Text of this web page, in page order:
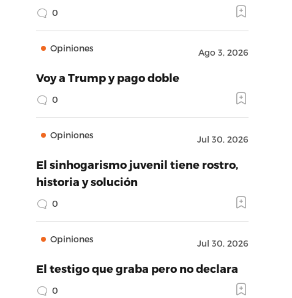
0
Opiniones Ago 3, 2026
Voy a Trump y pago doble
0
Opiniones Jul 30, 2026
El sinhogarismo juvenil tiene rostro,
historia y solución
0
Opiniones Jul 30, 2026
El testigo que graba pero no declara
0